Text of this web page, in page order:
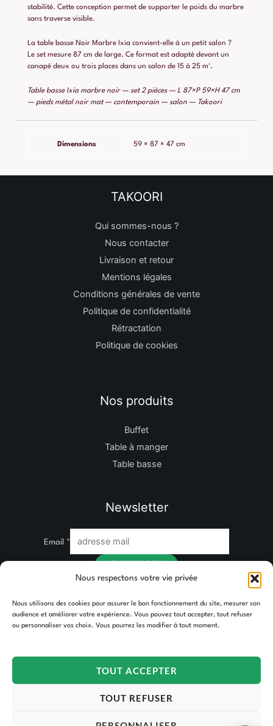
Nous respectons votre vie privée
Nous utilisons des cookies pour assurer le bon fonctionnement du site, mesurer son
audience et améliorer votre expérience. Vous pouvez tout accepter, tout refuser
ou personnaliser vos choix. Vous pourrez les modifier à tout moment.
TOUT ACCEPTER
TOUT REFUSER
stabilité. Cette conception permet de supporter le poids du marbre
sans traverse visible.
La table basse Noir Marbre Ixia convient-elle à un petit salon ?
Le set mesure 87 cm de large. Ce format est adapté devant un
canapé deux ou trois places dans un salon de 15 à 25 m².
Table basse Ixia marbre noir — set 2 pièces — L 87×P 59×H 47 cm
— pieds métal noir mat — contemporain — salon — Takoori
Dimensions 59 × 87 × 47 cm
TAKOORI
Qui sommes-nous ?
Nous contacter
Livraison et retour
Mentions légales
Conditions générales de vente
Politique de confidentialité
Rétractation
Politique de cookies
Nos produits
Buffet
Table à manger
Table basse
Newsletter
Email *
JE M'INSCRIS